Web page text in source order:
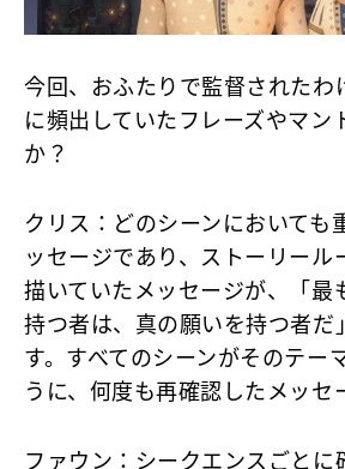
今回、おふたりで監督されたわ
に頻出していたフレーズやマン
か？
クリス ：どのシーンにおいても
ッセージであり、ストーリール
描いていたメッセージが、「最
持つ者は、真の願いを持つ者だ
す。すべてのシーンがそのテー
うに、何度も再確認したメッセ
ファウン ：シークエンスごと